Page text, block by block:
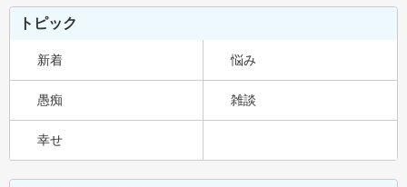
トピック
新着 悩み
愚痴 雑談
幸せ